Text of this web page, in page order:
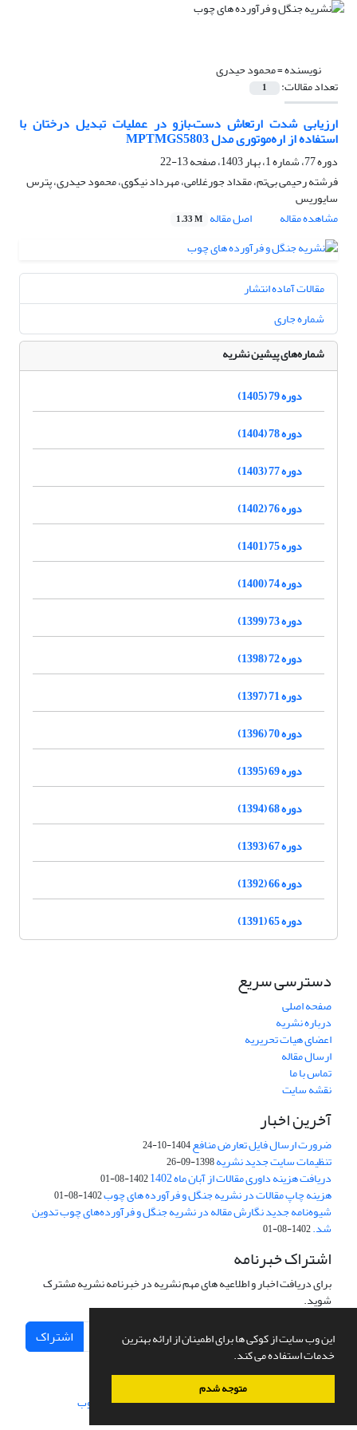
این وب سایت از کوکی ها برای اطمینان از ارائه بهترین
خدمات استفاده می کند.
متوجه شدم
نویسنده =محمود حیدری
تعداد مقالات: 1
ارزیابی شدت ارتعاش دست–بازو در عملیات تبدیل درختان با
استفاده از اره‌موتوری مدل MPTMGS5803
دوره 77، شماره 1، بهار 1403، صفحه
13-22
فرشته رحیمی بی‌تم، مقداد جورغلامی، مهرداد نیکوی، محمود حیدری، پترس
سایوریس
مشاهده مقاله
اصل مقاله 1.33 M
مقالات آماده انتشار
شماره جاری
شماره‌های پیشین نشریه
دوره 79 (1405)
دوره 78 (1404)
دوره 77 (1403)
دوره 76 (1402)
دوره 75 (1401)
دوره 74 (1400)
دوره 73 (1399)
دوره 72 (1398)
دوره 71 (1397)
دوره 70 (1396)
دوره 69 (1395)
دوره 68 (1394)
دوره 67 (1393)
دوره 66 (1392)
دوره 65 (1391)
دسترسی سریع
صفحه اصلی
درباره نشریه
اعضای هیات تحریریه
ارسال مقاله
تماس با ما
نقشه سایت
آخرین اخبار
ضرورت ارسال فایل تعارض منافع1404-10-24
تنظیمات سایت جدید نشریه1398-09-26
دریافت هزینه داوری مقالات از آبان ماه 1402 1402-08-01
هزینه چاپ مقالات در نشریه جنگل و فرآورده های چوب1402-08-01
شیوه‌نامه جدید نگارش مقاله در نشریه جنگل و فرآورده‌های چوب تدوین
شد.1402-08-01
اشتراک خبرنامه
برای دریافت اخبار و اطلاعیه های مهم نشریه در خبرنامه نشریه مشترک
شوید.
اشتراک
سامانه مدیریت نشریات علمی.طراحی و پیاده سازی از سیناوب